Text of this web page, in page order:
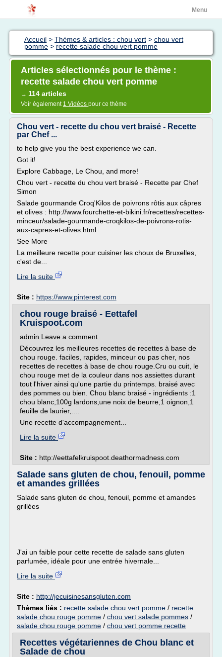
Menu
Accueil > Thèmes & articles : chou vert > chou vert
pomme > recette salade chou vert pomme
Articles sélectionnés pour le thème :
recette salade chou vert pomme
→ 114 articles
Voir également 1 Vidéos pour ce thème
Chou vert - recette du chou vert braisé - Recette
par Chef ...
to help give you the best experience we can.
Got it!
Explore Cabbage, Le Chou, and more!
Chou vert - recette du chou vert braisé - Recette par Chef
Simon
Salade gourmande Croq'Kilos de poivrons rôtis aux câpres
et olives : http://www.fourchette-et-bikini.fr/recettes/recettes-
minceur/salade-gourmande-croqkilos-de-poivrons-rotis-
aux-capres-et-olives.html
See More
La meilleure recette pour cuisiner les choux de Bruxelles,
c'est de...
Lire la suite
Site : https://www.pinterest.com
chou rouge braisé - Eettafel
Kruispoot.com
admin Leave a comment
Découvrez les meilleures recettes de recettes à base de
chou rouge. faciles, rapides, minceur ou pas cher, nos
recettes de recettes à base de chou rouge.Cru ou cuit, le
chou rouge met de la couleur dans nos assiettes durant
tout l'hiver ainsi qu'une partie du printemps. braisé avec
des pommes ou bien. Chou blanc braisé - ingrédients :1
chou blanc,100g lardons,une noix de beurre,1 oignon,1
feuille de laurier,....
Une recette d'accompagnement...
Lire la suite
Site : http://eettafelkruispoot.deathormadness.com
Salade sans gluten de chou, fenouil, pomme
et amandes grillées
Salade sans gluten de chou, fenouil, pomme et amandes
grillées
J'ai un faible pour cette recette de salade sans gluten
parfumée, idéale pour une entrée hivernale...
Lire la suite
Site : http://jecuisinesansgluten.com
Thèmes liés : recette salade chou vert pomme / recette
salade chou rouge pomme / chou vert salade pommes /
salade chou rouge pomme / chou vert pomme recette
Recettes végétariennes de Chou blanc et
Salade de chou